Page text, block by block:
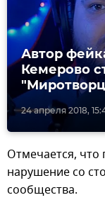
24 апреля 2018,
Автор
Кемерово
Отмечается, что
нарушение со
сообщества.